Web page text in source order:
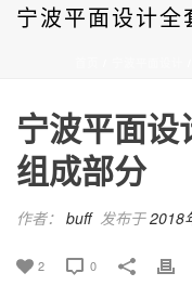
宁波平面设计
宁波平面
组成部分
作者： buff 发布于2018
2 0